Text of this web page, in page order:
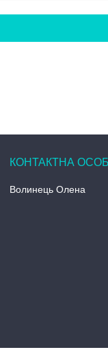
Волинець Олена